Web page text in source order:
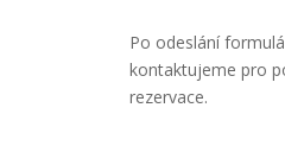
Po odeslání
kontaktujeme pro
rezervace.